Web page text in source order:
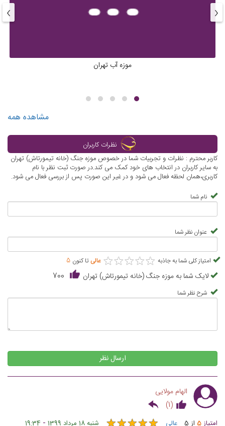
موزه آب تهران
‹
›
مشاهده همه
نظرات کاربران
کاربر محترم : نظرات و تجربیات شما در خصوص موزه جنگ (خانه تیمورتاش) تهران
به سایر کاربران در انتخاب های خود کمک می کند.در صورت ثبت نظر با نام
کاربری،همان لحظه فعال می شود و در غیر این صورت پس از بررسی فعال می شود.
نام شما
عنوان نظر شما
امتیاز کلی شما به جاذبه ★★★★★
★★★★★ عالی تا کنون 5
لایک شما به موزه جنگ (خانه تیمورتاش) تهران 700
شرح نظر شما
ارسال نظر
الهام مولایی
(
1
)
امتیاز5 از 5 عالی شنبه 18 مرداد 1399 -
19:34